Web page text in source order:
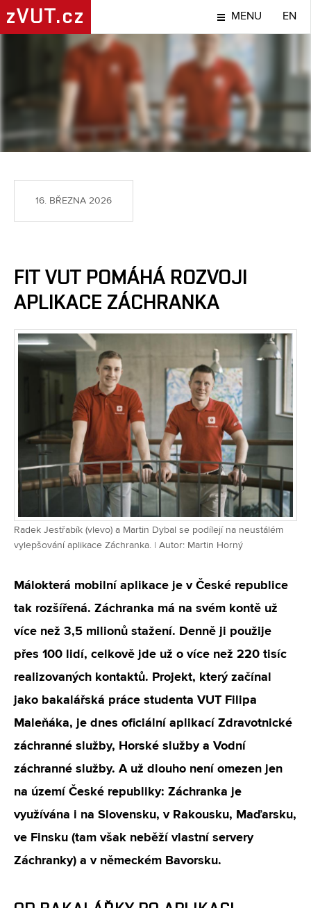
zVUT.cz MENU EN
NÁPADY A OBJEVY
16. BŘEZNA 2026
FIT VUT POMÁHÁ ROZVOJI
APLIKACE ZÁCHRANKA
Radek Jestřabík (vlevo) a Martin Dybal se podílejí na neustálém
vylepšování aplikace Záchranka. | Autor: Martin Horný
Málokterá mobilní aplikace je v České republice
tak rozšířená. Záchranka má na svém kontě už
více než 3,5 milionů stažení. Denně ji použije
přes 100 lidí, celkově jde už o více než 220 tisíc
realizovaných kontaktů. Projekt, který začínal
jako bakalářská práce studenta VUT Filipa
Maleňáka, je dnes oficiální aplikací Zdravotnické
záchranné služby, Horské služby a Vodní
záchranné služby. A už dlouho není omezen jen
na území České republiky: Záchranka je
využívána i na Slovensku, v Rakousku, Maďarsku,
ve Finsku (tam však neběží vlastní servery
Záchranky) a v německém Bavorsku.